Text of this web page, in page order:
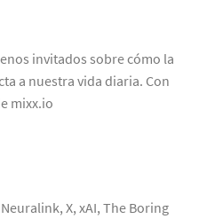
invitados sobre cómo la
a nuestra vida diaria. Con
mixx.io
X, xAI, The Boring